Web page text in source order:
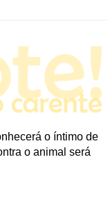
o íntimo de
o animal será